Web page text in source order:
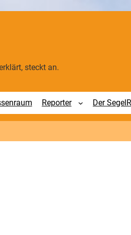
steckt an.
Reporter Der